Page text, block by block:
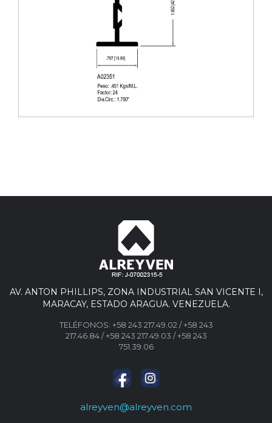
AV. ANTON PHILLIPS, ZONA INDUSTRIAL SAN VICENTE I,
MARACAY, ESTADO ARAGUA. VENEZUELA.
TELÉFONOS: +58 243 217.49.02 /+58 243
217.46.84/+58 243 217.49.03 /+58 243
751.39.06
alreyven@alreyven.com